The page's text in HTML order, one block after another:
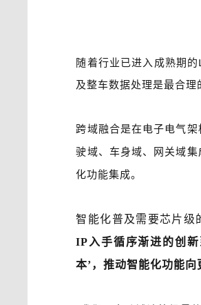
随着行业已进入成熟期
及整车数据处理是最合
跨域融合是在电子电气
驶域、车身域、网关域
化功能集成。
智能化普及需要芯片级
IP入手循序渐进的创
本’，推动智能化功能